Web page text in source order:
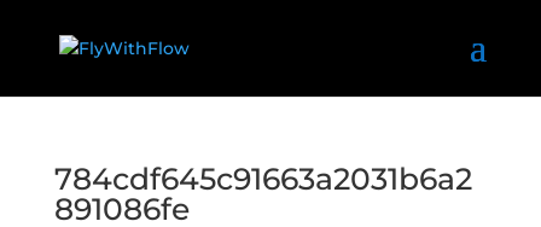
784cdf645c91663a2031b6a2
891086fe